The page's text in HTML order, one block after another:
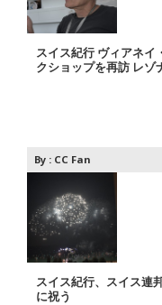
スイス紀行 ヴィアネイ
クショップを再訪 レゾ
By : CC Fan
スイス紀行、スイス連
に祝う